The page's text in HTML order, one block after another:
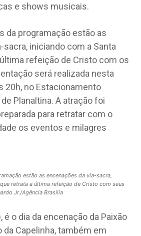
e shows musicais.
da programação estão as
iniciando com a Santa
refeição de Cristo com os
será realizada nesta
20h, no Estacionamento
Planaltina. A atração foi
para retratar com o
os eventos e milagres
estão as encenações da via-sacra,
retrata a última refeição de Cristo com seus
Jr./Agência Brasília
é o dia da encenação da Paixão
da Capelinha, também em